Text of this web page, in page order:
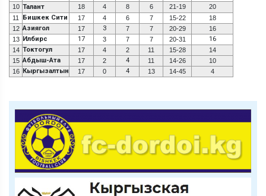
10 Талант 18 4 8 6 21-19
20
11
Бишкек Сити 17 4 6 7 15-22
18
12 Азиягол 17 3 7 7 20-29
16
13 Илбирс 17 3 7 7 20-31 16
14 Токтогул 17 4 2 11 15-28
14
15 Абдыш-Ата 17 2 4 11 14-26
10
16 Кыргызалтын 17 0 4 13 14-45 4